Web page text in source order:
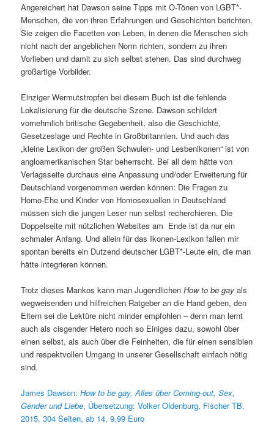
Angereichert hat Dawson seine Tipps mit O-Tönen von LGBT*-
Menschen, die von ihren Erfahrungen und Geschichten berichten.
Sie zeigen die Facetten von Leben, in denen die Menschen sich
nicht nach der angeblichen Norm richten, sondern zu ihren
Vorlieben und damit zu sich selbst stehen. Das sind durchweg
großartige Vorbilder.
Einziger Wermutstropfen bei diesem Buch ist die fehlende
Lokalisierung für die deutsche Szene. Dawson schildert
vornehmlich britische Gegebenheit, also die Geschichte,
Gesetzeslage und Rechte in Großbritannien. Und auch das
„kleine Lexikon der großen Schwulen- und Lesbenikonen“ ist von
angloamerikanischen Star beherrscht. Bei all dem hätte von
Verlagsseite durchaus eine Anpassung und/oder Erweiterung für
Deutschland vorgenommen werden können: Die Fragen zu
Homo-Ehe und Kinder von Homosexuellen in Deutschland
müssen sich die jungen Leser nun selbst recherchieren. Die
Doppelseite mit nützlichen Websites am Ende ist da nur ein
schmaler Anfang. Und allein für das Ikonen-Lexikon fallen mir
spontan bereits ein Dutzend deutscher LGBT*-Leute ein, die man
hätte integrieren können.
Trotz dieses Mankos kann man JugendlichenHow to be gay als
wegweisenden und hilfreichen Ratgeber an die Hand geben, den
Eltern sei die Lektüre nicht minder empfohlen – denn man lernt
auch als cisgender Hetero noch so Einiges dazu, sowohl über
einen selbst, als auch über die Feinheiten, die für einen sensiblen
und respektvollen Umgang in unserer Gesellschaft einfach nötig
sind.
James Dawson:How to be gay. Alles über Coming-out, Sex,
Gender und Liebe, Übersetzung: Volker Oldenburg, Fischer TB,
2015, 304 Seiten, ab 14, 9,99 Euro